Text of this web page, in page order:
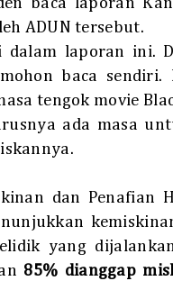
baca laporan
ADUN tersebut.
dalam laporan ini.
baca
tengok movie
ada masa
dan Penafian
yang
85% dianggap